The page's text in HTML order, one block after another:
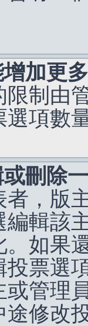
加更
制由
項數
刪除
，版
輯該
。如果
票選
或管理
途修改